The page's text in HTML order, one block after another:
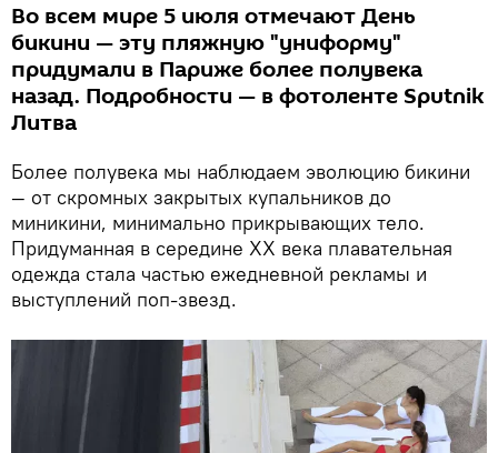
Во всем мире 5 июля отмечают День
бикини — эту пляжную "униформу"
придумали в Париже более полувека
назад. Подробности — в фотоленте Sputnik
Литва
Более полувека мы наблюдаем эволюцию бикини
— от скромных закрытых купальников до
миникини, минимально прикрывающих тело.
Придуманная в середине XX века плавательная
одежда стала частью ежедневной рекламы и
выступлений поп-звезд.